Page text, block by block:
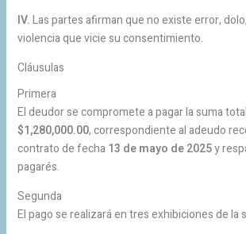
IV.Las partes afirman que no existe error,
violencia que vicie su consentimiento.
Cláusulas
Primera
El deudor se compromete a pagar la suma
$1,280,000.00, correspondiente al adeudo
contrato de fecha13 de mayo de 2025y
pagarés.
Segunda
El pago se realizará en tres exhibiciones de la